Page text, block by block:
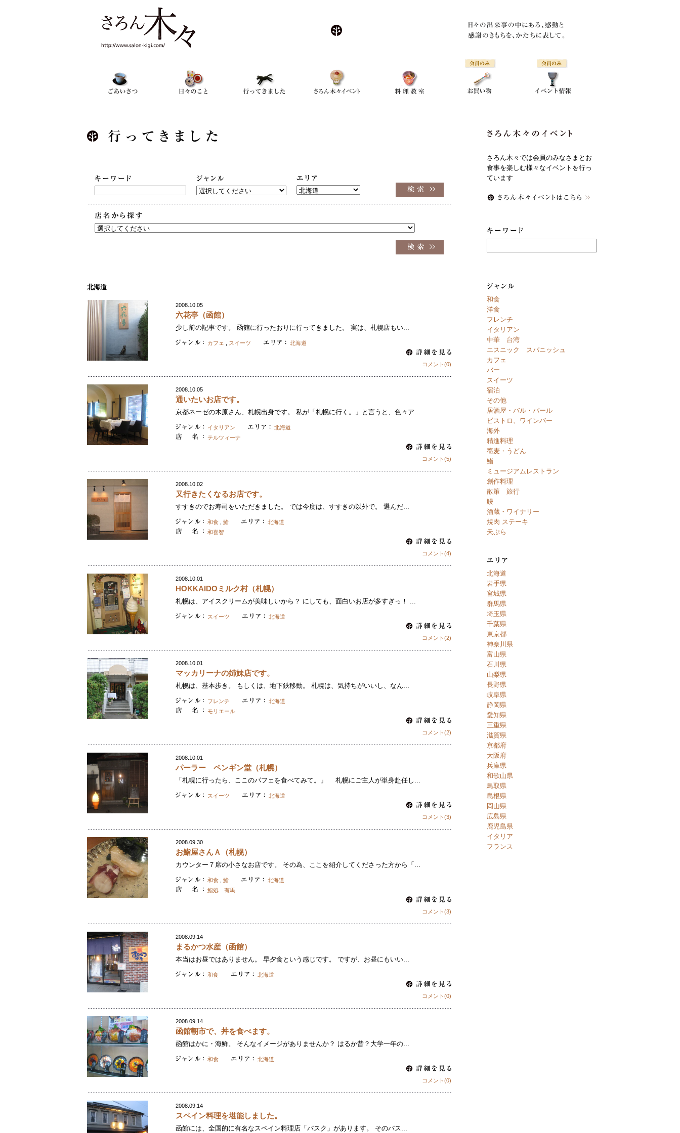
北海道
2008.10.05
六花亭（函館）
少し前の記事です。 函館に行ったおりに行ってきました。 実は、札幌店もい...
カフェ スイーツ 北海道
コメント(0)
2008.10.05
通いたいお店です。
京都ネーゼの木原さん、札幌出身です。 私が「札幌に行く。」と言うと、色々ア...
イタリアン
北海道
テルツィーナ
コメント(5)
2008.10.02
又行きたくなるお店です。
すすきのでお寿司をいただきました。 では今度は、すすきの以外で。 選んだ...
和食 鮨
北海道
和喜智
コメント(4)
2008.10.01
HOKKAIDOミルク村（札幌）
札幌は、アイスクリームが美味しいから？ にしても、面白いお店が多すぎっ！ ...
スイーツ 北海道
コメント(2)
2008.10.01
マッカリーナの姉妹店です。
札幌は、基本歩き。 もしくは、地下鉄移動。 札幌は、気持ちがいいし、なん...
フレンチ
北海道
モリエール
コメント(2)
2008.10.01
パーラー ペンギン堂（札幌）
「札幌に行ったら、ここのパフェを食べてみて。」 札幌にご主人が単身赴任し...
スイーツ 北海道
コメント(3)
2008.09.30
お鮨屋さんＡ（札幌）
カウンター７席の小さなお店です。 その為、ここを紹介してくださった方から「...
和食 鮨
北海道
鮨処 有馬
コメント(3)
2008.09.14
まるかつ水産（函館）
本当はお昼ではありません。 早夕食という感じです。 ですが、お昼にもいい...
和食 北海道
コメント(0)
2008.09.14
函館朝市で、丼を食べます。
函館はかに・海鮮。 そんなイメージがありませんか？ はるか昔？大学一年の...
和食 北海道
コメント(0)
2008.09.14
スペイン料理を堪能しました。
函館には、全国的に有名なスペイン料理店「バスク」があります。 そのバス...
さろん木々では会員のみなさまとお
食事を楽しむ様々なイベントを行っ
ています
和食
洋食
フレンチ
イタリアン
中華 台湾
エスニック スパニッシュ
カフェ
バー
スイーツ
宿泊
その他
居酒屋・バル・バール
ビストロ、ワインバー
海外
精進料理
蕎麦・うどん
鮨
ミュージアムレストラン
創作料理
散策 旅行
鰻
酒蔵・ワイナリー
焼肉 ステーキ
天ぷら
北海道
岩手県
宮城県
群馬県
埼玉県
千葉県
東京都
神奈川県
富山県
石川県
山梨県
長野県
岐阜県
静岡県
愛知県
三重県
滋賀県
京都府
大阪府
兵庫県
和歌山県
鳥取県
島根県
岡山県
広島県
鹿児島県
イタリア
フランス